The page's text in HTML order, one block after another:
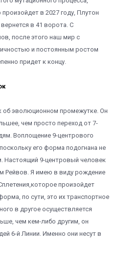
в 2027 году, Плутон
в 41 ворота. С
после этого наш мир с
и постоянным ростом
придет к концу.
об эволюционном промежутке. Он
чем просто переход от 7-
Воплощение 9-центрового
его форма подогнана не
Настоящий 9-центровый человек
Рейвов. Я имею в виду рождение
произойдет
по сути, это их транспортное
в другое осуществляется
чем кем-либо другим, он
6-й Линии. Именно они несут в